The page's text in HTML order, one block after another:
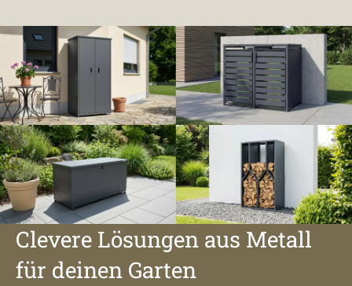
Clevere Lösungen aus Metall
für deinen Garten